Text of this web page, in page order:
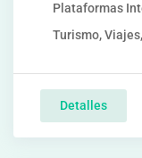
Plataformas
Turismo,
Detalles